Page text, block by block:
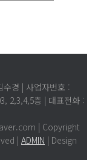
경 | 사업자번호 :
2,3,4,5층 | 대표전화 :
| Copyright
| ADMIN | Design